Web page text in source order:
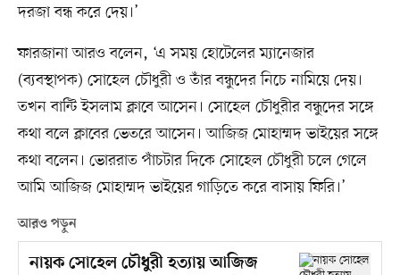
দরজা বন্ধ করে দেয়।’
ফারজানা আরও বলেন, ‘এ সময় হোটেলের ম্যানেজার
(ব্যবস্থাপক) সোহেল চৌধুরী ও তাঁর বন্ধুদের নিচে নামিয়ে দেয়।
তখন বান্টি ইসলাম ক্লাবে আসেন। সোহেল চৌধুরীর বন্ধুদের সঙ্গে
কথা বলে ক্লাবের ভেতরে আসেন। আজিজ মোহাম্মদ ভাইয়ের সঙ্গে
কথা বলেন। ভোররাত পাঁচটার দিকে সোহেল চৌধুরী চলে গেলে
আমি আজিজ মোহাম্মদ ভাইয়ের গাড়িতে করে বাসায় ফিরি।’
আরও পড়ুন
নায়ক সোহেল চৌধুরী হত্যায় আজিজ